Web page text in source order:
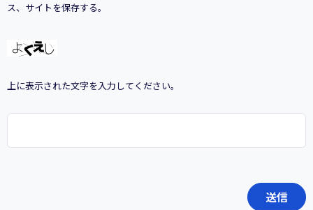
ス、サイトを保存する。
上に表示された文字を入力してください。